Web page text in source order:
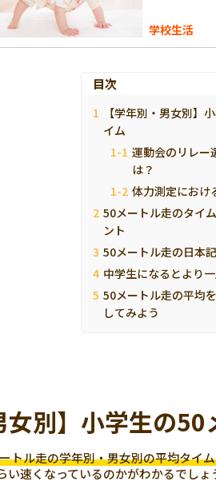
学校生活
目次
【学年別・男女別】
イム
運動会のリレー
は？
体力測定におけ
50メートル走のタイ
ント
50メートル走の日本
中学生になるとより
50メートル走の平均
してみよう
女別】小学生の
トル走の学年別・男女別の平均タイ
速くなっているのかがわかるでしょ